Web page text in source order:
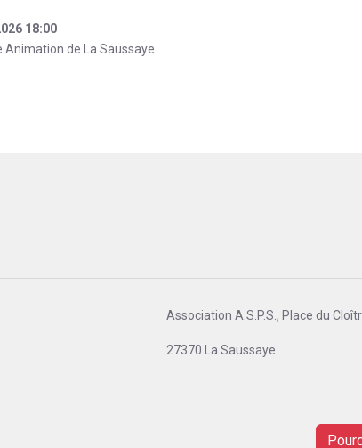
18:00
Animation de La Saussaye
Association A.S.P.S., Place du
27370 La Saussaye